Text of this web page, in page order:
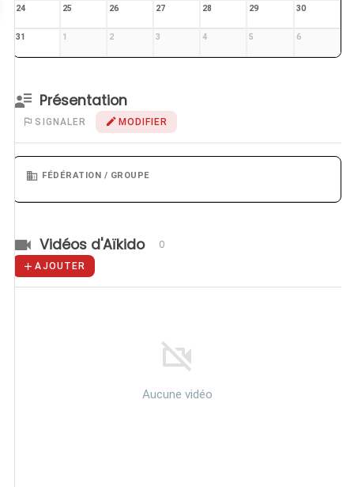
24 25 26 27 28 29 30
31 1 2 3 4 5 6
Présentation
SIGNALER MODIFIER
FÉDÉRATION / GROUPE
Vidéos d'Aïkido 0
AJOUTER
Aucune vidéo